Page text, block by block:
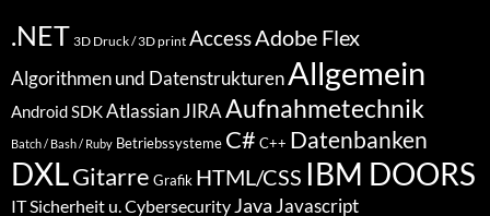
.NET 3D Druck / 3D print AccessAdobe Flex
Algorithmen und DatenstrukturenAllgemein
Android SDKAtlassian JIRAAufnahmetechnik
Batch / Bash / Ruby Betriebssysteme C# C++ Datenbanken
DXLGitarre Grafik HTML/CSS IBM DOORS
IT Sicherheit u. Cybersecurity Java Javascript